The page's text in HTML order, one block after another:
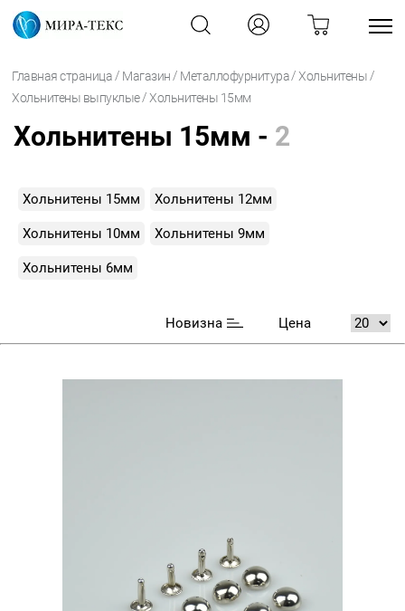
Главная страница / Магазин / Металлофурнитура /Хольнитены /
Хольнитены выпуклые /Хольнитены 15мм
Хольнитены 15мм - 2
Хольнитены 15мм Хольнитены 12мм
Хольнитены 10мм Хольнитены 9мм
Хольнитены 6мм
Новизна Цена